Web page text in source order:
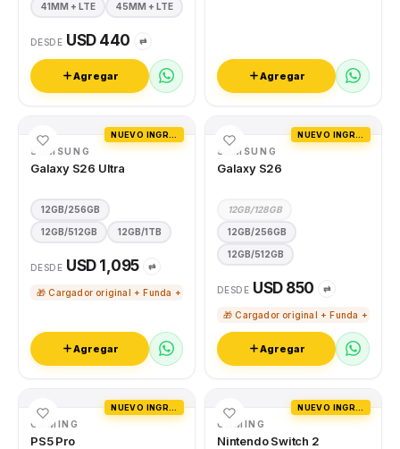
41MM + LTE 45MM + LTE
DESDE USD 440 ⇄
Agregar Agregar
SAMSUNG
Galaxy S26 Ultra
12GB/256GB
12GB/512GB 12GB/1TB
DESDE USD 1,095 ⇄
🎁 Cargador original + Funda + Vidrio templado
Agregar
SAMSUNG
Galaxy S26
12GB/128GB
12GB/256GB
12GB/512GB
DESDE USD 850 ⇄
🎁 Cargador original + Funda +
Agregar
GAMING
PS5 Pro
GAMING
Nintendo Switch 2